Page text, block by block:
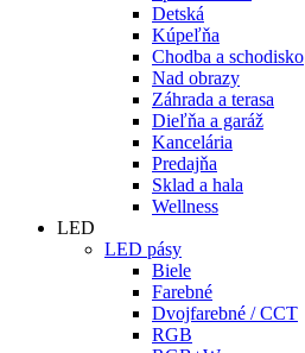
Detská
Kúpeľňa
Chodba a schodisko
Nad obrazy
Záhrada a terasa
Dieľňa a garáž
Kancelária
Predajňa
Sklad a hala
Wellness
LED
LED pásy
Biele
Farebné
Dvojfarebné / CCT
RGB